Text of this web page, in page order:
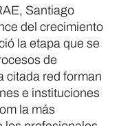
Santiago
del crecimiento
la etapa que se
de
citada red forman
e instituciones
la más